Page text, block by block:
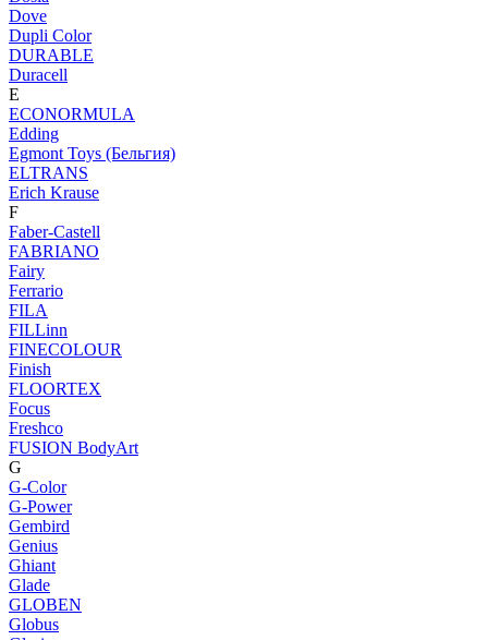
Dove
Dupli Color
DURABLE
Duracell
E
ECONORMULA
Edding
Egmont Toys (Бельгия)
ELTRANS
Erich Krause
F
Faber-Castell
FABRIANO
Fairy
Ferrario
FILA
FILLinn
FINECOLOUR
Finish
FLOORTEX
Focus
Freshco
FUSION BodyArt
G
G-Color
G-Power
Gembird
Genius
Ghiant
Glade
GLOBEN
Globus